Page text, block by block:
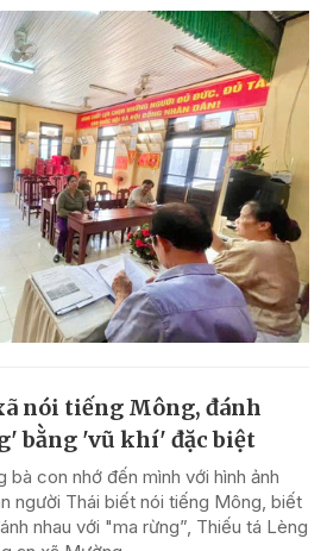
nói tiếng Mông, đánh
bằng 'vũ khí' đặc biệt
bà con nhớ đến mình với hình ảnh
người Thái biết nói tiếng Mông, biết
nhau với "ma rừng”, Thiếu tá Lèng